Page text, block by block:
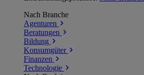
Nach Branche
Agenturen
Beratungen
Bildung
Konsumgüter
Finanzen
Technologie